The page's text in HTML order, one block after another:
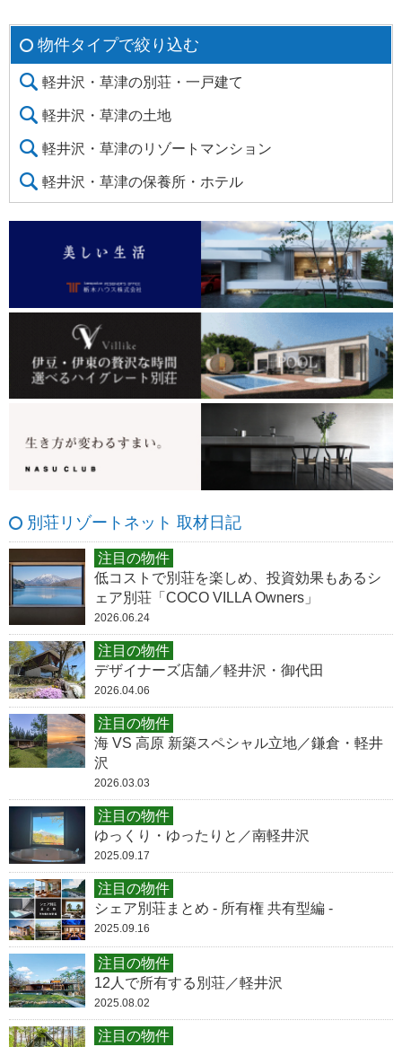
物件タイプで絞り込む
軽井沢・草津の別荘・一戸建て
軽井沢・草津の土地
軽井沢・草津のリゾートマンション
軽井沢・草津の保養所・ホテル
別荘リゾートネット 取材日記
注目の物件
低コストで別荘を楽しめ、投資効果もあるシ
ェア別荘「COCO VILLA Owners」
2026.06.24
注目の物件
デザイナーズ店舗／軽井沢・御代田
2026.04.06
注目の物件
海 VS 高原 新築スペシャル立地／鎌倉・軽井
沢
2026.03.03
注目の物件
ゆっくり・ゆったりと／南軽井沢
2025.09.17
注目の物件
シェア別荘まとめ - 所有権 共有型編 -
2025.09.16
注目の物件
12人で所有する別荘／軽井沢
2025.08.02
注目の物件